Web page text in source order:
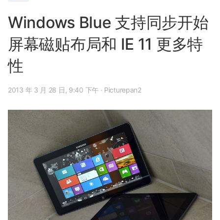
Windows Blue 支持同步开始
屏幕磁贴布局和 IE 11 更多特
性
2013 年 3 月 28 日, 9:40 下午 · Picturepan2